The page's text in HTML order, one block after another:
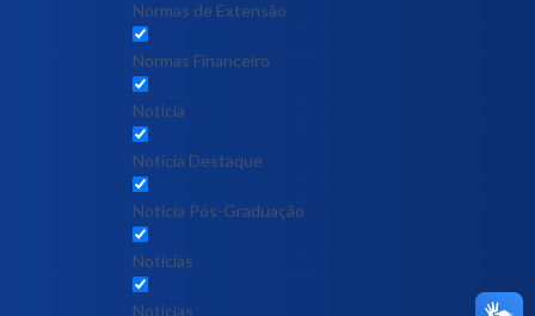
Normas de Extensão
Normas Financeiro
Notícia
Notícia Destaque
Noticia Pós-Graduação
Notícias
Notícias